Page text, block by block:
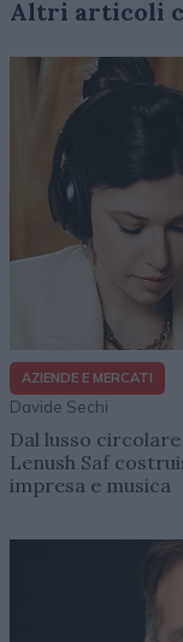
Altri articoli
AZIENDE E MERCATI
Davide Sechi
Dal lusso
Lenush Saf
impresa e musica